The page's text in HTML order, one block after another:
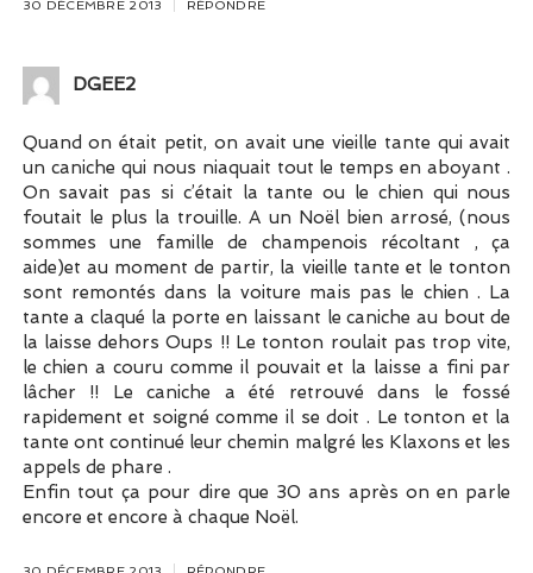
30 DÉCEMBRE 2013 RÉPONDRE
DGEE2
Quand on était petit, on avait une vieille tante qui avait
un caniche qui nous niaquait tout le temps en aboyant .
On savait pas si c’était la tante ou le chien qui nous
foutait le plus la trouille. A un Noël bien arrosé, (nous
sommes une famille de champenois récoltant , ça
aide)et au moment de partir, la vieille tante et le tonton
sont remontés dans la voiture mais pas le chien . La
tante a claqué la porte en laissant le caniche au bout de
la laisse dehors Oups !! Le tonton roulait pas trop vite,
le chien a couru comme il pouvait et la laisse a fini par
lâcher !! Le caniche a été retrouvé dans le fossé
rapidement et soigné comme il se doit . Le tonton et la
tante ont continué leur chemin malgré les Klaxons et les
appels de phare .
Enfin tout ça pour dire que 30 ans après on en parle
encore et encore à chaque Noël.
30 DÉCEMBRE 2013 RÉPONDRE